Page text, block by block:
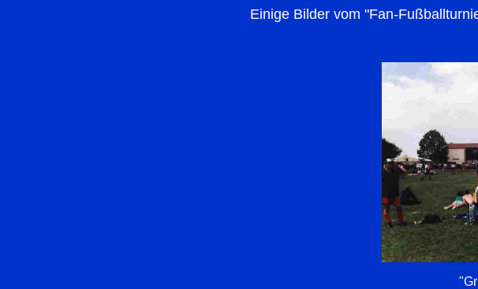
Einige Bilder vom "Fan-